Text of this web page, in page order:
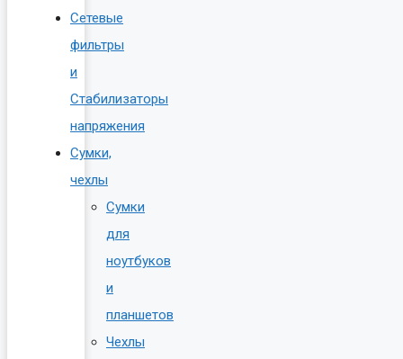
Сетевые
фильтры
и
Стабилизаторы
напряжения
Сумки,
чехлы
Сумки
для
ноутбуков
и
планшетов
Чехлы